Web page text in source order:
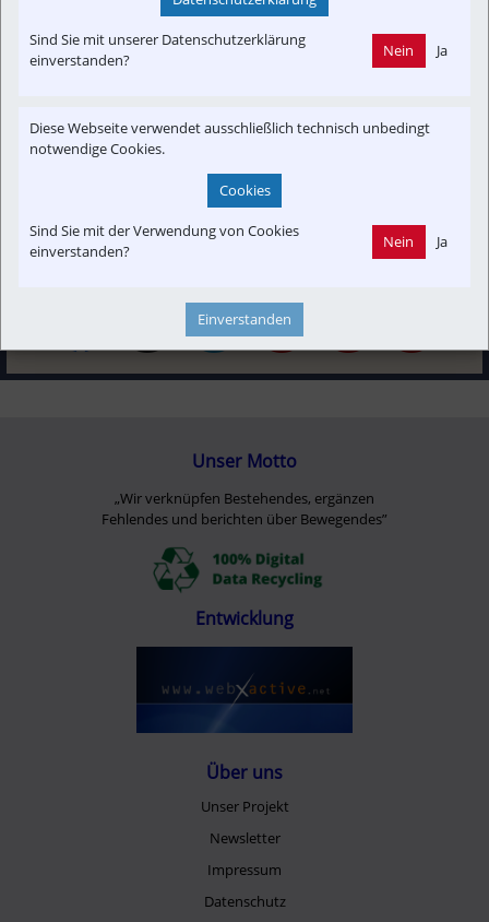
Anzeige
Themenbereiche
Newslink
Presseaussendung
Time-Event
Unser Motto
„Wir verknüpfen Bestehendes, ergänzen
Fehlendes und berichten über Bewegendes”
Entwicklung
Über uns
Unser Projekt
Newsletter
Impressum
Datenschutz
Sind Sie mit unserer Datenschutzerklärung
einverstanden?
Nein Ja
Diese Webseite verwendet ausschließlich technisch unbedingt
notwendige Cookies.
Cookies
Sind Sie mit der Verwendung von Cookies
einverstanden?
Nein Ja
Einverstanden